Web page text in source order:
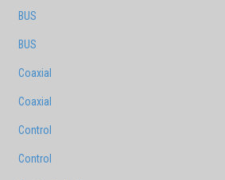
BUS
BUS
Coaxial
Coaxial
Control
Control